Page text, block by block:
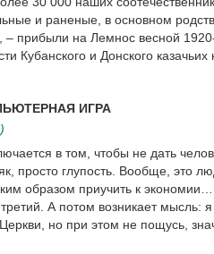
и раненые, в основном
– прибыли на Лемнос весной
Кубанского и Донского казачьих
ИГРА
в том, чтобы не дать
просто глупость. Вообще, это
образом приучить к
А потом возникает мысль:
но при этом не пощусь,